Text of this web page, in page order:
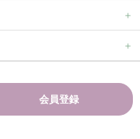
会員登録